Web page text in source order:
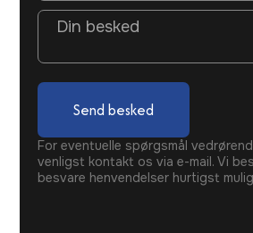
Send besked
For eventuelle spørgsmål
venligst kontakt os via e-mail. Vi
besvare henvendelser hurtigst